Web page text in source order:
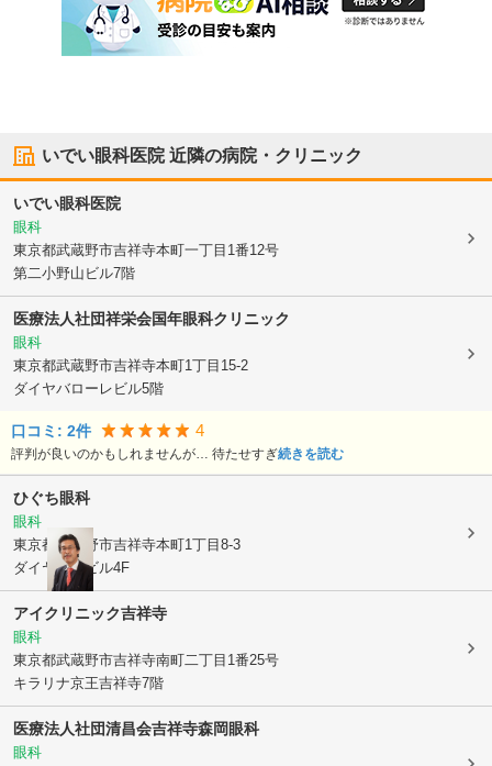
いでい眼科医院近隣の病院・クリニック
いでい眼科医院
眼科
東京都武蔵野市吉祥寺本町一丁目1番12号
第二小野山ビル7階
医療法人社団祥栄会国年眼科クリニック
眼科
東京都武蔵野市吉祥寺本町1丁目15-2
ダイヤバローレビル5階
口コミ: 2件 4
評判が良いのかもしれませんが… 待たせすぎ続きを読む
ひぐち眼科
眼科
東京都武蔵野市吉祥寺本町1丁目8-3
ダイヤガイビル4F
アイクリニック吉祥寺
眼科
東京都武蔵野市吉祥寺南町二丁目1番25号
キラリナ京王吉祥寺7階
医療法人社団清昌会吉祥寺森岡眼科
眼科